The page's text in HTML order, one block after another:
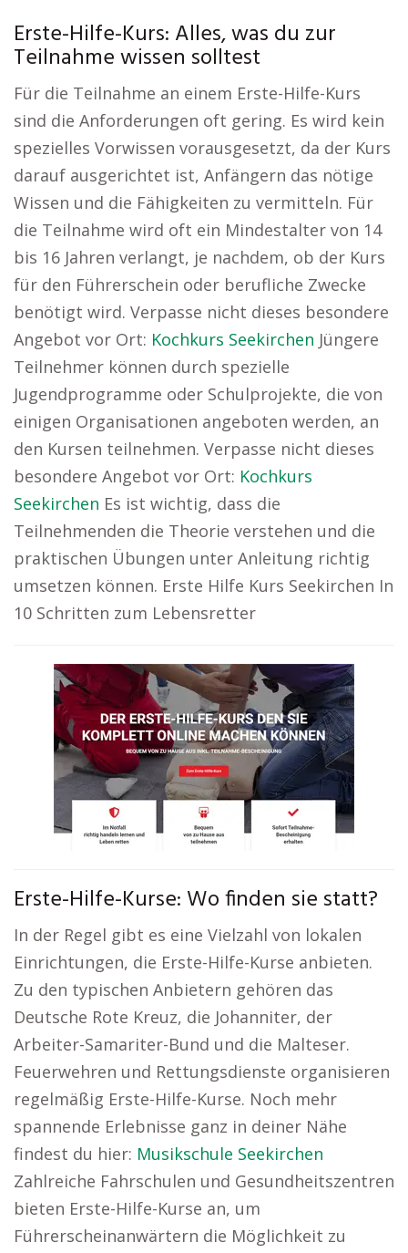
Erste-Hilfe-Kurs: Alles, was du zur
Teilnahme wissen solltest
Für die Teilnahme an einem Erste-Hilfe-Kurs
sind die Anforderungen oft gering. Es wird kein
spezielles Vorwissen vorausgesetzt, da der Kurs
darauf ausgerichtet ist, Anfängern das nötige
Wissen und die Fähigkeiten zu vermitteln. Für
die Teilnahme wird oft ein Mindestalter von 14
bis 16 Jahren verlangt, je nachdem, ob der Kurs
für den Führerschein oder berufliche Zwecke
benötigt wird. Verpasse nicht dieses besondere
Angebot vor Ort: Kochkurs Seekirchen Jüngere
Teilnehmer können durch spezielle
Jugendprogramme oder Schulprojekte, die von
einigen Organisationen angeboten werden, an
den Kursen teilnehmen. Verpasse nicht dieses
besondere Angebot vor Ort: Kochkurs
Seekirchen Es ist wichtig, dass die
Teilnehmenden die Theorie verstehen und die
praktischen Übungen unter Anleitung richtig
umsetzen können. Erste Hilfe Kurs Seekirchen In
10 Schritten zum Lebensretter
Erste-Hilfe-Kurse: Wo finden sie statt?
In der Regel gibt es eine Vielzahl von lokalen
Einrichtungen, die Erste-Hilfe-Kurse anbieten.
Zu den typischen Anbietern gehören das
Deutsche Rote Kreuz, die Johanniter, der
Arbeiter-Samariter-Bund und die Malteser.
Feuerwehren und Rettungsdienste organisieren
regelmäßig Erste-Hilfe-Kurse. Noch mehr
spannende Erlebnisse ganz in deiner Nähe
findest du hier: Musikschule Seekirchen
Zahlreiche Fahrschulen und Gesundheitszentren
bieten Erste-Hilfe-Kurse an, um
Führerscheinanwärtern die Möglichkeit zu